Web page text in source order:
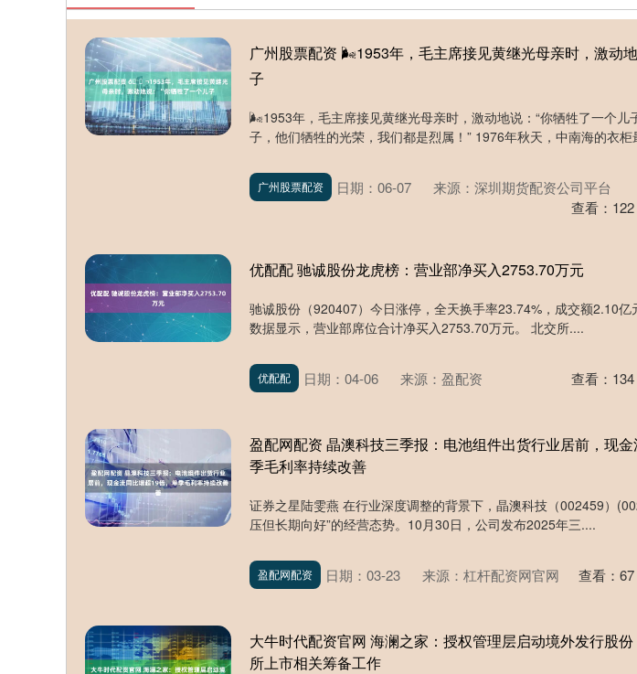
广州股票配资 🌬1953年，毛主席接见黄继光母亲时，激动
子
🌬1953年，毛主席接见黄继光母亲时，激动地说：“你牺牲了一个儿
子，他们牺牲的光荣，我们都是烈属！” 1976年秋天，中南海的衣柜
广州股票配资 日期：06-07
来源：深圳期货配资公司平台
查看： 122
优配配 驰诚股份龙虎榜：营业部净买入2753.70万元
驰诚股份（920407）今日涨停，全天换手率23.74%，成交额2.10
数据显示，营业部席位合计净买入2753.70万元。 北交所....
优配配 日期：04-06 来源：盈配资 查看： 134
盈配网配资 晶澳科技三季报：电池组件出货行业居前，现
季毛利率持续改善
证券之星陆雯燕 在行业深度调整的背景下，晶澳科技（002459）
压但长期向好”的经营态势。10月30日，公司发布2025年三....
盈配网配资 日期：03-23 来源：杠杆配资网官网 查看： 67
大牛时代配资官网 海澜之家：授权管理层启动境外发行股
所上市相关筹备工作